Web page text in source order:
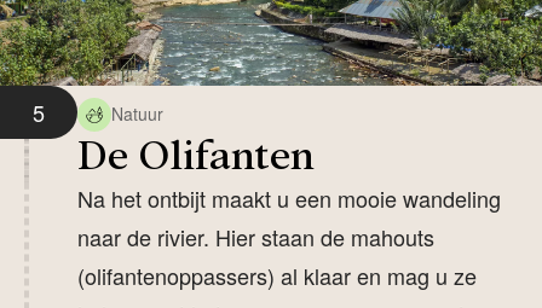
5 Natuur
De Olifanten
Na het ontbijt maakt u een mooie wandeling
naar de rivier. Hier staan de mahouts
(olifantenoppassers) al klaar en mag u ze